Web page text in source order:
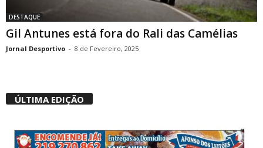
DESTAQUE
Gil Antunes está fora do Rali das Camélias
Jornal Desportivo - 8 de Fevereiro, 2025
ÚLTIMA EDIÇÃO